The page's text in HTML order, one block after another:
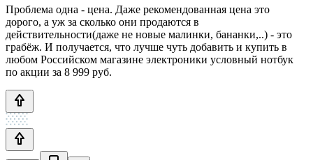
Проблема одна - цена. Даже рекомендованная цена это
дорого, а уж за сколько они продаются в
действительности(даже не новые малинки, бананки,..) - это
грабёж. И получается, что лучше чуть добавить и купить в
любом Российском магазине электроники условный нотбук
по акции за 8 999 руб.